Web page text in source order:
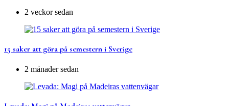
2 veckor sedan
15 saker att göra på semestern i Sverige
2 månader sedan